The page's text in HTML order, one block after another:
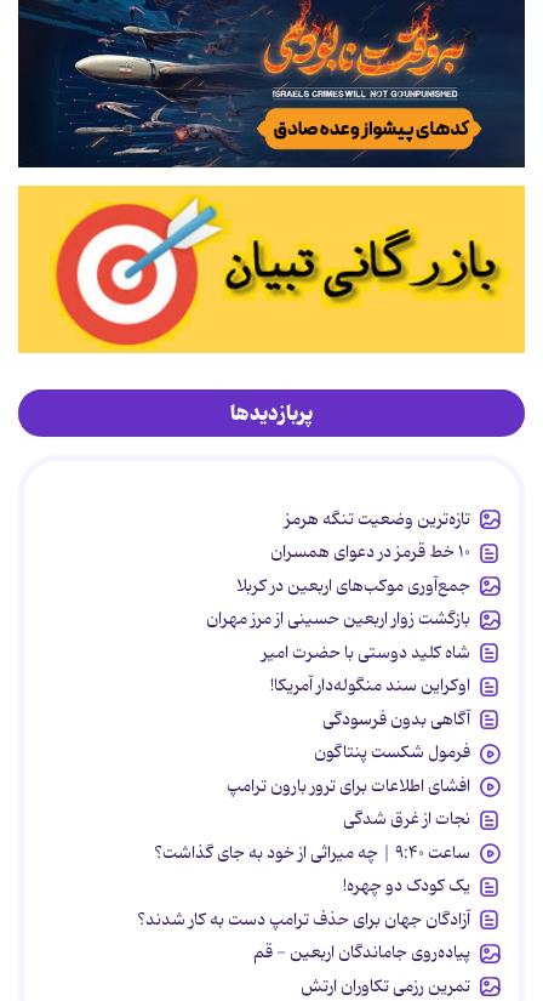
پربازدیدها
تازه‌ترین وضعیت تنگه هرمز
۱۰ خط قرمز در دعوای همسران
جمع‌آوری موکب‌های اربعین در کربلا
بازگشت زوار اربعین حسینی از مرز مهران
شاه کلید دوستی با حضرت امیر
اوکراین سند منگوله‌دار آمریکا!
آگاهی بدون فرسودگی
فرمول شکست پنتاگون
افشای اطلاعات برای ترور بارون ترامپ
نجات از غرق شدگی
ساعت ۹:۴۰ | چه میراثی از خود به جای گذاشت؟
یک کودک دو چهره!
آزادگان جهان برای حذف ترامپ دست به کار شدند؟
پیاده‌روی جاماندگان اربعین - قم
تمرین رزمی تکاوران ارتش